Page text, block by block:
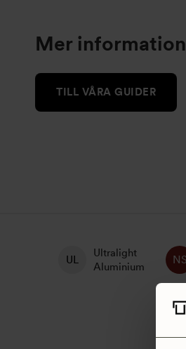
Mer information
TILL VÅRA GUIDER
Ultralight
Aluminium